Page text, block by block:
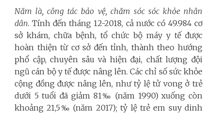
Năm là,công tác bảo vệ, chăm sóc sóc khỏe nhân
dân.Tính đến tháng 12-2018, cả nước có 49.984 cơ
sở khám, chữa bệnh, tổ chức bộ máy y tế được
hoàn thiện từ cơ sở đến tỉnh, thành theo hướng
phổ cập, chuyên sâu và hiện đại, chất lượng đội
ngũ cán bộ y tế được nâng lên. Các chỉ số sức khỏe
cộng đồng được nâng lên, như tỷ lệ tử vong ở trẻ
dưới 5 tuổi đã giảm 81‰ (năm 1990) xuống còn
khoảng 21,5‰ (năm 2017); tỷ lệ trẻ em suy dinh